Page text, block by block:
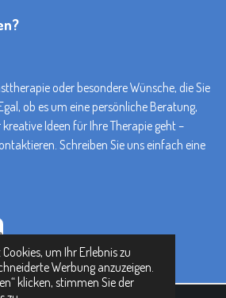
um Ihr Erlebnis zu
Werbung anzuzeigen.
klicken, stimmen Sie der
oder besondere Wünsche, die Sie
ob es um eine persönliche Beratung,
Ideen für Ihre Therapie geht –
Schreiben Sie uns einfach eine